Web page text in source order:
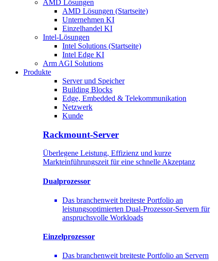
AMD Lösungen
AMD Lösungen (Startseite)
Unternehmen KI
Einzelhandel KI
Intel-Lösungen
Intel Solutions (Startseite)
Intel Edge KI
Arm AGI Solutions
Produkte
Server und Speicher
Building Blocks
Edge, Embedded & Telekommunikation
Netzwerk
Kunde
Rackmount-Server
Überlegene Leistung, Effizienz und kurze
Markteinführungszeit für eine schnelle Akzeptanz
Dualprozessor
Das branchenweit breiteste Portfolio an
leistungsoptimierten Dual-Prozessor-Servern für
anspruchsvolle Workloads
Einzelprozessor
Das branchenweit breiteste Portfolio an Servern